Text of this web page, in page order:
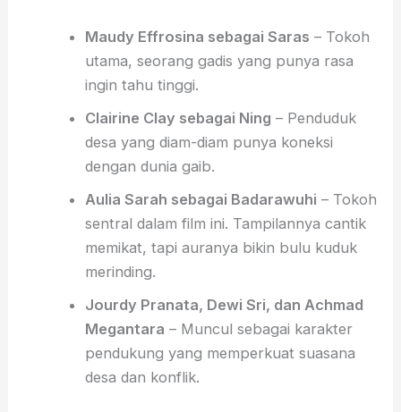
Maudy Effrosina sebagai Saras – Tokoh
utama, seorang gadis yang punya rasa
ingin tahu tinggi.
Clairine Clay sebagai Ning – Penduduk
desa yang diam-diam punya koneksi
dengan dunia gaib.
Aulia Sarah sebagai Badarawuhi – Tokoh
sentral dalam film ini. Tampilannya cantik
memikat, tapi auranya bikin bulu kuduk
merinding.
Jourdy Pranata, Dewi Sri, dan Achmad
Megantara – Muncul sebagai karakter
pendukung yang memperkuat suasana
desa dan konflik.